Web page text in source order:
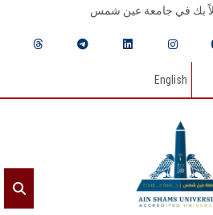
بك في جامعة عين شمس
English